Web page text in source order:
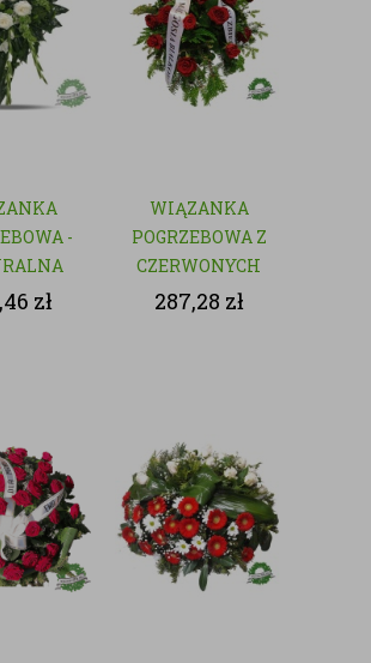
-
zł
WIĄZANKA
POGRZEBOWA Z
CZERWONYCH
KWIATÓW
287,28 zł